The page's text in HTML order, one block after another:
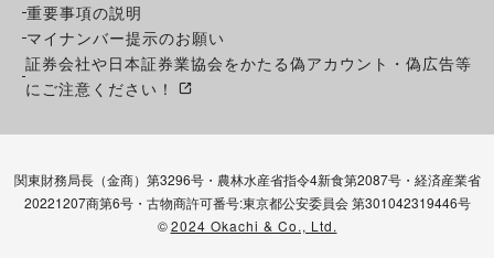
重要事項の説明
マイナンバー提示のお願い
証券会社や日本証券業協会をかたる偽アカウント・偽広告等
にご注意ください！
関東財務局長（金商）第3296号・農林水産省指令4新食第2087号・経済産業省
20221207商第6号・古物商許可番号:東京都公安委員会 第301042319446号
©2024 Okachi & Co., Ltd.